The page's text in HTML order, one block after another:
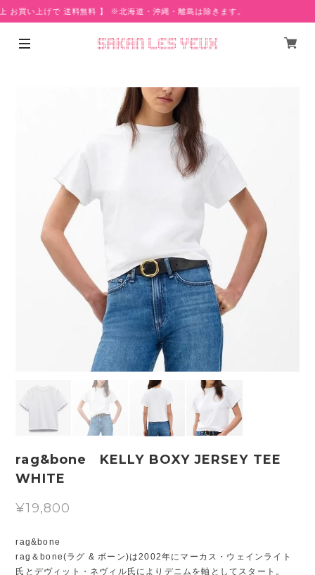
い上げで 送料無料 】 ※北海道・沖縄・離島は除きます。
rag&bone KELLY BOXY JERSEY TEE
WHITE
¥19,800
rag&bone
rag＆bone(ラグ & ボーン)は2002年にマーカス・ウェインライト
氏とデヴィット・ネヴィル氏によりデニムを軸としてスタート。